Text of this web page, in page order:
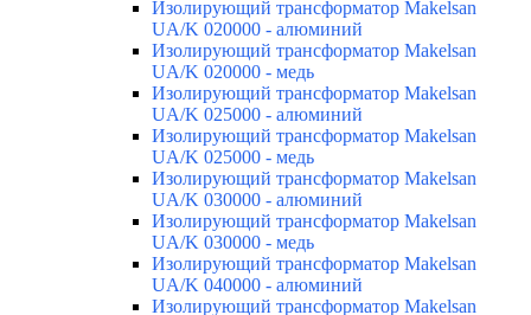
Изолирующий трансформатор Makelsan
UA/K 020000 - алюминий
Изолирующий трансформатор Makelsan
UA/K 020000 - медь
Изолирующий трансформатор Makelsan
UA/K 025000 - алюминий
Изолирующий трансформатор Makelsan
UA/K 025000 - медь
Изолирующий трансформатор Makelsan
UA/K 030000 - алюминий
Изолирующий трансформатор Makelsan
UA/K 030000 - медь
Изолирующий трансформатор Makelsan
UA/K 040000 - алюминий
Изолирующий трансформатор Makelsan